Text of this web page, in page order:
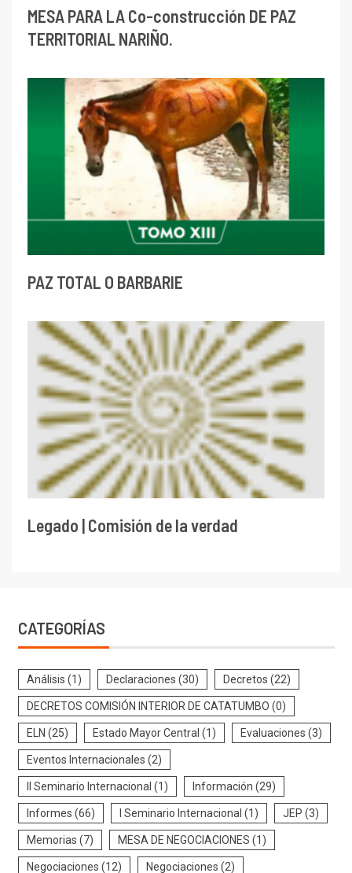
MESA PARA LA Co-construcción DE PAZ
TERRITORIAL NARIÑO.
PAZ TOTAL O BARBARIE
Legado | Comisión de la verdad
CATEGORÍAS
Análisis (1) Declaraciones (30) Decretos (22)
DECRETOS COMISIÓN INTERIOR DE CATATUMBO (0)
ELN (25) Estado Mayor Central (1) Evaluaciones (3)
Eventos Internacionales (2)
II Seminario Internacional (1) Información (29)
Informes (66) I Seminario Internacional (1) JEP (3)
Memorias (7) MESA DE NEGOCIACIONES (1)
Negociaciones (12) Negociaciones (2)